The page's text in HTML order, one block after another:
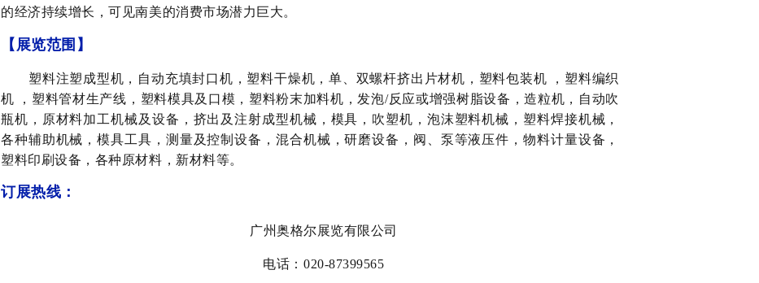
的经济持续增长，可见南美的消费市场潜力巨大。
【展览范围】
塑料注塑成型机，自动充填封口机，塑料干燥机，单、双螺杆挤出片材机，塑料包装机 ，塑料编织
机 ，塑料管材生产线，塑料模具及口模，塑料粉末加料机，发泡/反应或增强树脂设备，造粒机，自动吹
瓶机，原材料加工机械及设备，挤出及注射成型机械，模具，吹塑机，泡沫塑料机械，塑料焊接机械，
各种辅助机械，模具工具，测量及控制设备，混合机械，研磨设备，阀、泵等液压件，物料计量设备，
塑料印刷设备，各种原材料，新材料等。
订展热线：
广州奥格尔展览有限公司
电话：020-87399565